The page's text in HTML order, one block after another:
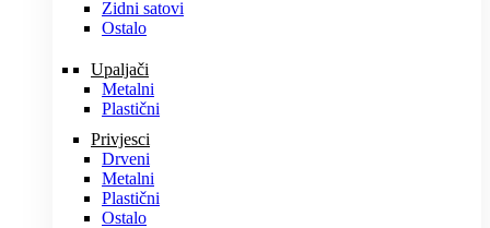
Zidni satovi
Ostalo
Upaljači
Metalni
Plastični
Privjesci
Drveni
Metalni
Plastični
Ostalo